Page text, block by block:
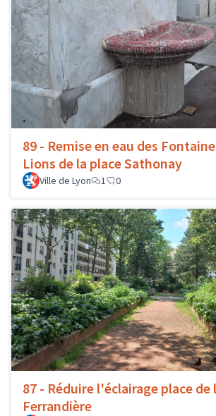
89 - Remise en eau des
Lions de la place Sathonay
Ville de Lyon 1 0
87 - Réduire l'éclairage place de
Ferrandière